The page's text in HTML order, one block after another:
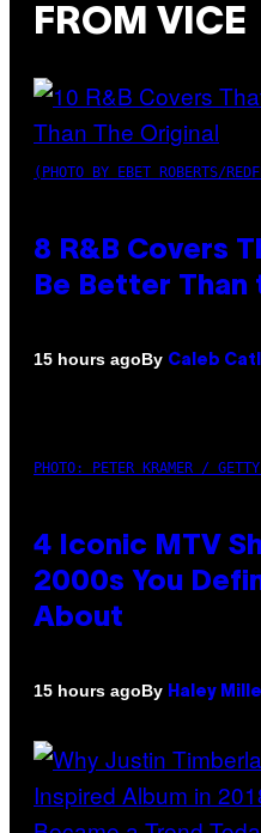
FROM VICE
(PHOTO BY EBET ROBERTS/
8 R&B Covers
Be Better Than
15 hours agoBy Caleb
PHOTO: PETER KRAMER /
4 Iconic MTV
2000s You
About
15 hours agoBy Haley